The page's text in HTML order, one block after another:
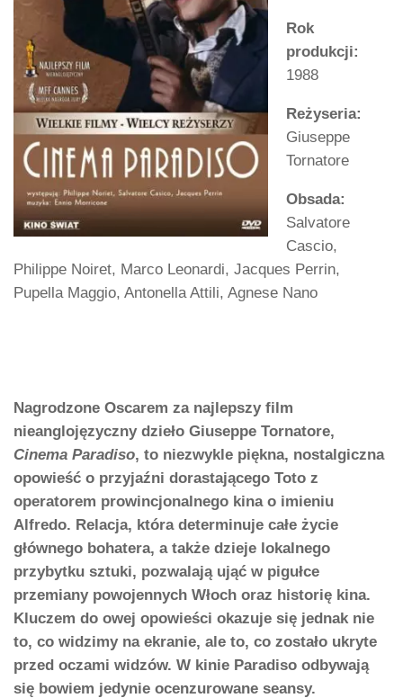
Rok
produkcji:
1988
Reżyseria:
Giuseppe
Tornatore
Obsada:
Salvatore
Cascio,
Philippe Noiret, Marco Leonardi, Jacques Perrin,
Pupella Maggio, Antonella Attili, Agnese Nano
Nagrodzone Oscarem za najlepszy film
nieanglojęzyczny dzieło Giuseppe Tornatore,
Cinema Paradiso, to niezwykle piękna, nostalgiczna
opowieść o przyjaźni dorastającego Toto z
operatorem prowincjonalnego kina o imieniu
Alfredo. Relacja, która determinuje całe życie
głównego bohatera, a także dzieje lokalnego
przybytku sztuki, pozwalają ująć w pigułce
przemiany powojennych Włoch oraz historię kina.
Kluczem do owej opowieści okazuje się jednak nie
to, co widzimy na ekranie, ale to, co zostało ukryte
przed oczami widzów. W kinie Paradiso odbywają
się bowiem jedynie ocenzurowane seansy.